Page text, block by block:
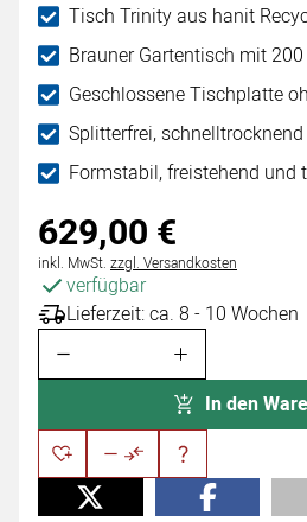
Tisch Trinity aus hanit
Brauner Gartentisch mit
Geschlossene Tischplatte
Splitterfrei,
Formstabil, freistehend und
629,00 €
Steuerhinweis:
inkl. MwSt. zzgl. Versandkosten
verfügbar
Lieferzeit: ca. 8 - 10 Wochen
In den